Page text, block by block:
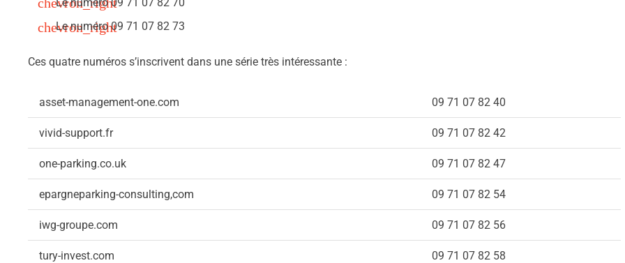
Le numéro09 71 07 82 73
Ces quatre numéros s’inscrivent dans une série très intéressante :
asset-management-one.com 09 71 07 82 40
vivid-support.fr 09 71 07 82 42
one-parking.co.uk 09 71 07 82 47
epargneparking-consulting,com 09 71 07 82 54
iwg-groupe.com 09 71 07 82 56
tury-invest.com 09 71 07 82 58